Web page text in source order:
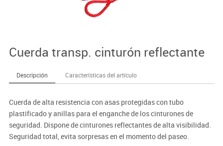
Cuerda transp. cinturón reflectante
Descripción Características del artículo
Cuerda de alta resistencia con asas protegidas con tubo
plastificado y anillas para el enganche de los cinturones de
seguridad. Dispone de cinturones reflectantes de alta visibilidad.
Seguridad total, evita sorpresas en el momento del paseo.